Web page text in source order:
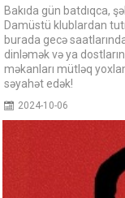
Bakıda gün batdıqca,
Damüstü klublardan
burada gecə
dinləmək və ya
məkanları mütləq
səyahət edək!
2024-10-06